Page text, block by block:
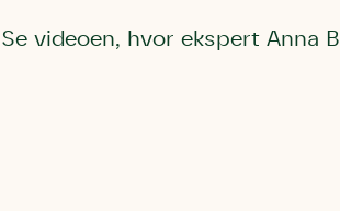
Se videoen, hvor ekspert Anna